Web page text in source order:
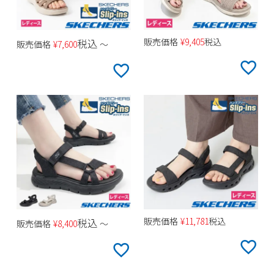
販売価格 ¥7,600税込 〜 販売価格 ¥9,405税込
販売価格 ¥8,400税込 〜 販売価格 ¥11,781税込